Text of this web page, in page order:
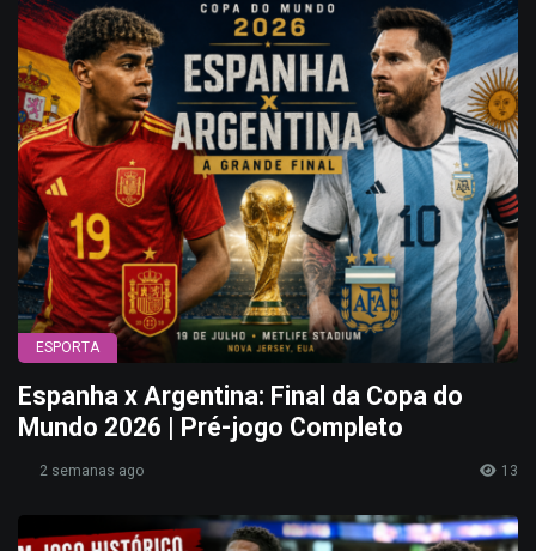
ESPORTA
Espanha x Argentina: Final da Copa do
Mundo 2026 | Pré-jogo Completo
2 semanas ago 13